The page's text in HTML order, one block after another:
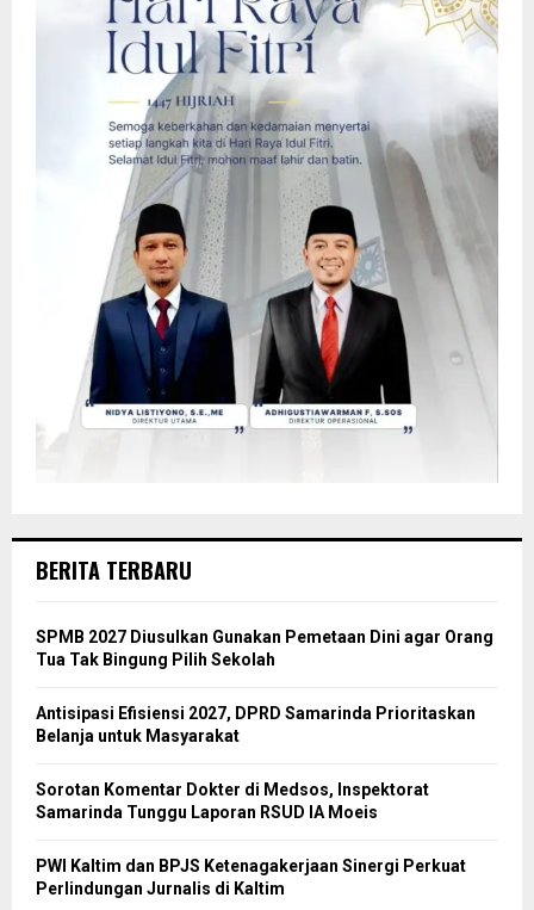
BERITA TERBARU
SPMB 2027 Diusulkan Gunakan Pemetaan Dini agar Orang
Tua Tak Bingung Pilih Sekolah
Antisipasi Efisiensi 2027, DPRD Samarinda Prioritaskan
Belanja untuk Masyarakat
Sorotan Komentar Dokter di Medsos, Inspektorat
Samarinda Tunggu Laporan RSUD IA Moeis
PWI Kaltim dan BPJS Ketenagakerjaan Sinergi Perkuat
Perlindungan Jurnalis di Kaltim